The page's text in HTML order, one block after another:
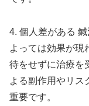
4. 個人差がある
よっては効果が現
待をせずに治療を
よる副作用やリス
重要です。